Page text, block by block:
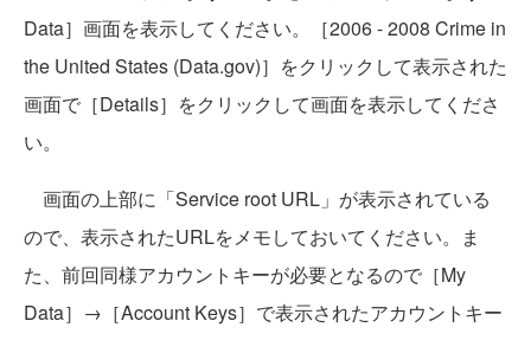
Data］画面を表示してください。［2006 - 2008 Crime in
the United States (Data.gov)］をクリックして表示された
画面で［Details］をクリックして画面を表示してくださ
い。
画面の上部に「Service root URL」が表示されている
ので、表示されたURLをメモしておいてください。ま
た、前回同様アカウントキーが必要となるので［My
Data］→［Account Keys］で表示されたアカウントキー